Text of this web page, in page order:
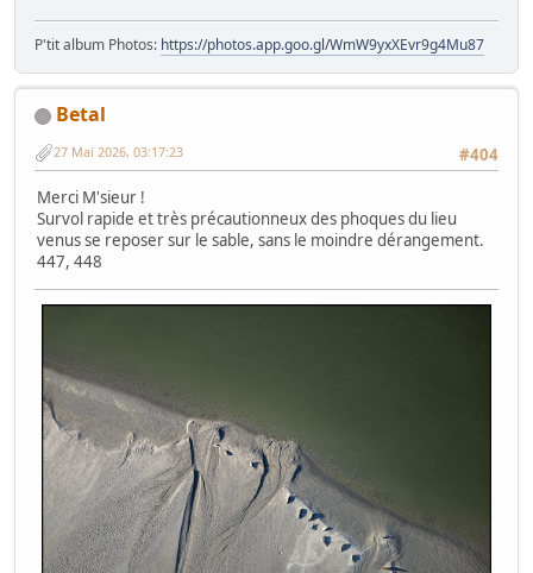
P'tit album Photos: https://photos.app.goo.gl/WmW9yxXEvr9g4Mu87
Betal
#404
27 Mai 2026, 03:17:23
Merci M'sieur !
Survol rapide et très précautionneux des phoques du lieu
venus se reposer sur le sable, sans le moindre dérangement.
447, 448